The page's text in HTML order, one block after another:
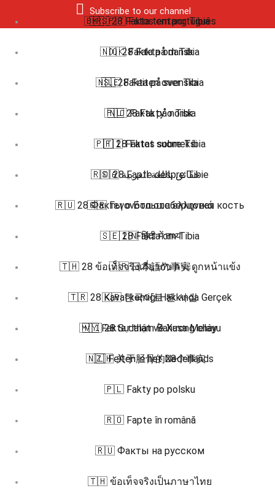
Subscribe to our channel
🇲🇸 28 Fakta tentang Tibia
🇳🇴 28 Fakta om Tibia
🇳🇱 28 Feiten over Tibia
🇵🇱 28 Fakty o Tibia
🇵🇹 28 Fatos sobre Tíbia
🇷🇴 28 Fapte despre Tibie
🇷🇺 28 Факты о Большеберцовая кость
🇸🇪 28 Fakta om Tibia
🇹🇭 28 ข้อเท็จจริงเกี่ยวกับ กระดูกหน้าแข้ง
🇹🇷 28 Kaval kemiği Hakkında Gerçek
🇻🇮 28 Sự thật về Xương chày
🇿🇭 关于胫骨的28个事实
🇧🇷 🇵🇹 Fatos em português
🇩🇰 Fakta på dansk
🇸🇪 Fakta på svenska
🇳🇴 Fakta på norsk
🇫🇮 Faktat suomeksi
🇸🇦 حقائق باللغة العربية
🇬🇷 Γεγονότα στα ελληνικά
🇮🇳 हिंदी में तथ्य
🇯🇵 日本語の事実
🇰🇷 한국어로 된 사실
🇲🇾 Fakta dalam Bahasa Melayu
🇳🇱 Feiten in het Nederlands
🇵🇱 Fakty po polsku
🇷🇴 Fapte în română
🇷🇺 Факты на русском
🇹🇭 ข้อเท็จจริงเป็นภาษาไทย